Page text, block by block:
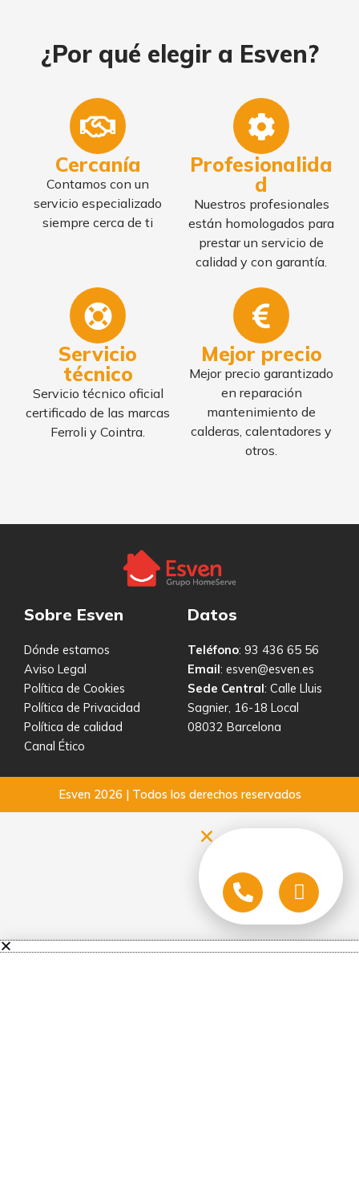
¿Por qué elegir a Esven?
Cercanía
Contamos con un
servicio especializado
siempre cerca de ti
Profesionalida
d
Nuestros profesionales
están homologados para
prestar un servicio de
calidad y con garantía.
Servicio
técnico
Servicio técnico oficial
certificado de las marcas
Ferroli y Cointra.
Mejor precio
Mejor precio garantizado
en reparación
mantenimiento de
calderas, calentadores y
otros.
Sobre Esven
Dónde estamos
Aviso Legal
Política de Cookies
Política de Privacidad
Política de calidad
Canal Ético
Datos
Teléfono: 93 436 65 56
Email: esven@esven.es
Sede Central: Calle Lluis
Sagnier, 16-18 Local
08032 Barcelona
Esven 2026 | Todos los derechos reservados